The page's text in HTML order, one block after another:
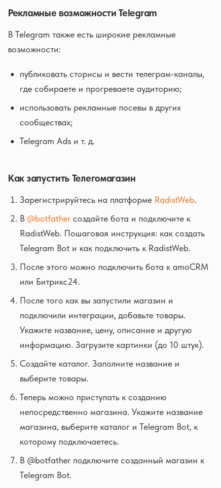
Рекламные возможности Telegram
В Telegram также есть широкие рекламные
возможности:
публиковать сторисы и вести телеграм-каналы,
где собираете и прогреваете аудиторию;
использовать рекламные посевы в других
сообществах;
Telegram Ads и т. д.
Как запустить Телегомагазин
Зарегистрируйтесь на платформе RadistWeb.
В @botfather создайте бота и подключите к
RadistWeb. Пошаговая инструкция: как создать
Telegram Bot и как подключить к RadistWeb.
После этого можно подключить бота к amoCRM
или Битрикс24.
После того как вы запустили магазин и
подключили интеграции, добавьте товары.
Укажите название, цену, описание и другую
информацию. Загрузите картинки (до 10 штук).
Создайте каталог. Заполните название и
выберите товары.
Теперь можно приступать к созданию
непосредственно магазина. Укажите название
магазина, выберите каталог и Telegram Bot, к
которому подключаетесь.
В @botfather подключите созданный магазин к
Telegram Bot.